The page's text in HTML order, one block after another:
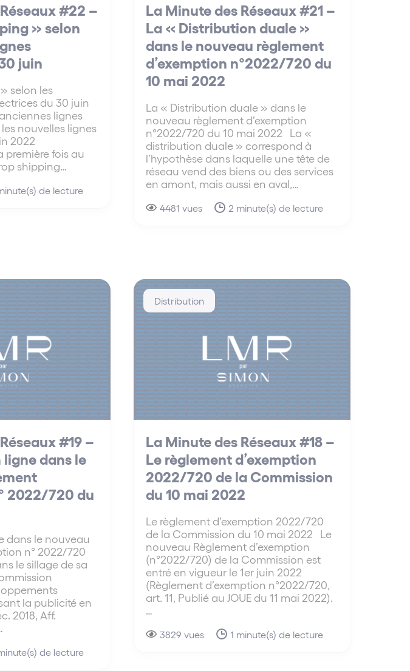
#22 –
» selon
juin
selon les
du 30 juin
lignes
nouvelles lignes
2022
première fois au
shipping…
de lecture
La Minute des Réseaux #21 –
La « Distribution duale »
dans le nouveau règlement
d’exemption n°2022/720 du
10 mai 2022
La « Distribution duale » dans le
nouveau règlement d’exemption
n°2022/720 du 10 mai 2022 La «
distribution duale » correspond à
l’hypothèse dans laquelle une tête de
réseau vend des biens ou des services
en amont, mais aussi en aval,…
4481 vues 2 minute(s) de lecture
#19 –
dans le
2022/720 du
dans le nouveau
n° 2022/720
le sillage de sa
la publicité en
2018, Aff.
de lecture
Distribution
La Minute des Réseaux #18 –
Le règlement d’exemption
2022/720 de la Commission
du 10 mai 2022
Le règlement d’exemption 2022/720
de la Commission du 10 mai 2022 Le
nouveau Règlement d’exemption
(n°2022/720) de la Commission est
entré en vigueur le 1er juin 2022
(Règlement d’exemption n°2022/720,
art. 11, Publié au JOUE du 11 mai 2022).
…
3829 vues 1 minute(s) de lecture